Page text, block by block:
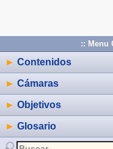
:: Menu
► Contenidos
► Cámaras
► Objetivos
► Glosario